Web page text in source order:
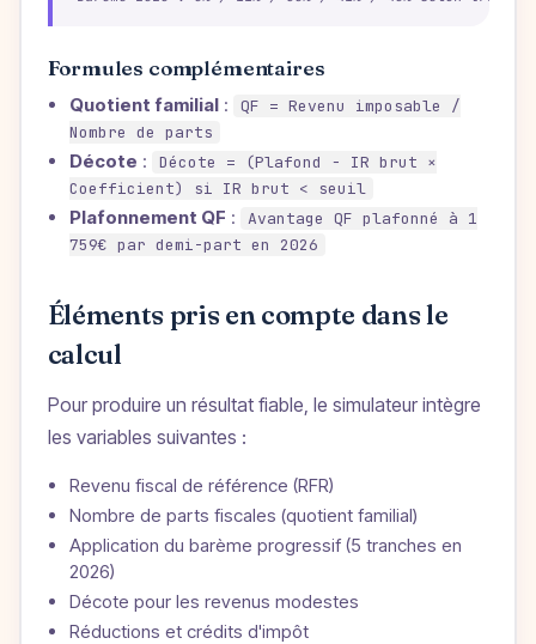
Formules complémentaires
Quotient familial:
QF = Revenu imposable /
Nombre de parts
Décote :
Décote = (Plafond − IR brut ×
Coefficient) si IR brut < seuil
Plafonnement QF :
Avantage QF plafonné à 1
759€ par demi-part en 2026
Éléments pris en compte dans le
calcul
Pour produire un résultat fiable, le simulateur intègre
les variables suivantes :
Revenu fiscal de référence (RFR)
Nombre de parts fiscales (quotient familial)
Application du barème progressif (5 tranches en
2026)
Décote pour les revenus modestes
Réductions et crédits d'impôt